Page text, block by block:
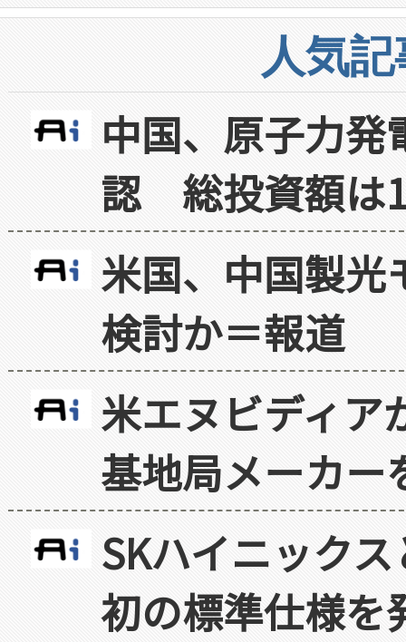
人気
中国、原子力
認 総投資額は
米国、中国製光
検討か＝報道
米エヌビディア
基地局メーカー
SKハイニック
初の標準仕様を